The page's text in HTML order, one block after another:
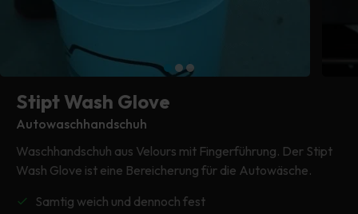
Fenster & Glas
Alles im Exterieur
Putzlappen
Putzlappen
Sämtliches Zubehör
Hochdruckreiniger
Alle Maschinen
Stipt Wash Glove
Autowaschhandschuh
Waschhandschuh aus Velours mit Fingerführung. Der Stipt
Wash Glove ist eine Bereicherung für die Autowäsche.
Samtig weich und dennoch fest